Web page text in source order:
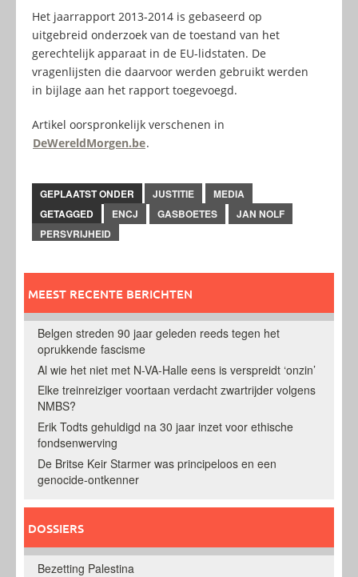
Het jaarrapport 2013-2014 is gebaseerd op
uitgebreid onderzoek van de toestand van het
gerechtelijk apparaat in de EU-lidstaten. De
vragenlijsten die daarvoor werden gebruikt werden
in bijlage aan het rapport toegevoegd.
Artikel oorspronkelijk verschenen in
DeWereldMorgen.be.
GEPLAATST ONDER JUSTITIE
MEDIA
GETAGGED
ENCJ GASBOETES
JAN NOLF
PERSVRIJHEID
MEEST RECENTE BERICHTEN
Belgen streden 90 jaar geleden reeds tegen het
oprukkende fascisme
Al wie het niet met N-VA-Halle eens is verspreidt ‘onzin’
Elke treinreiziger voortaan verdacht zwartrijder volgens
NMBS?
Erik Todts gehuldigd na 30 jaar inzet voor ethische
fondsenwerving
De Britse Keir Starmer was principeloos en een
genocide-ontkenner
DOSSIERS
Bezetting Palestina